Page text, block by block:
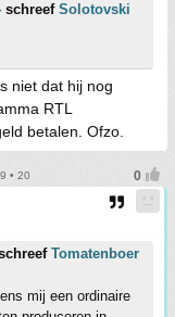
schreef Solotovski
niet dat hij nog
RTL
betalen. Ofzo.
• 20
Tomatenboer
mij een ordinaire